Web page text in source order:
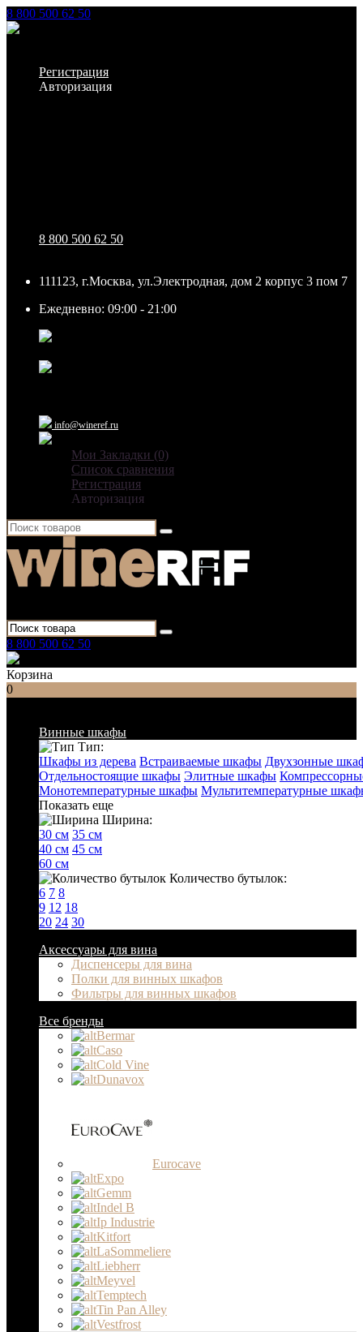
8 800 500 62 50
Регистрация
Авторизация
8 800 500 62 50
111123, г.Москва, ул.Электродная, дом 2 корпус 3 пом 7
Ежедневно: 09:00 - 21:00
info@wineref.ru
Мои Закладки (0)
Список сравнения
Регистрация
Авторизация
8 800 500 62 50
Корзина
0
Винные шкафы
Тип:
Шкафы из дерева Встраиваемые шкафы Двухзонные
Отдельностоящие шкафы Элитные шкафы
Монотемпературные шкафы Мультитемпературные
Показать еще
Ширина:
30 см 35 см
40 см 45 см
60 см
Количество бутылок:
6 7 8
9 12 18
20 24 30
Аксессуары для вина
Диспенсеры для вина
Полки для винных шкафов
Фильтры для винных шкафов
Все бренды
Bermar
Caso
Cold Vine
Dunavox
Eurocave
Expo
Gemm
Indel B
Ip Industrie
Kitfort
LaSommeliere
Liebherr
Meyvel
Temptech
Tin Pan Alley
Vestfrost